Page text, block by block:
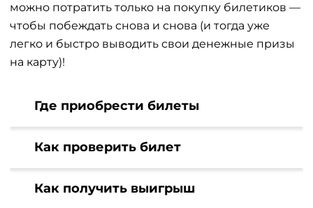
можно потратить только на покупку билетиков —
чтобы побеждать снова и снова (и тогда уже
легко и быстро выводить свои денежные призы
на карту)!
Где приобрести билеты
Как проверить билет
Как получить выигрыш